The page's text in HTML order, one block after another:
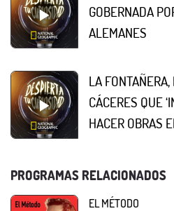
GOBERNADA
ALEMANES
LA
CÁCERES QUE
HACER OBRAS
PROGRAMAS RELACIONADOS
EL MÉTODO